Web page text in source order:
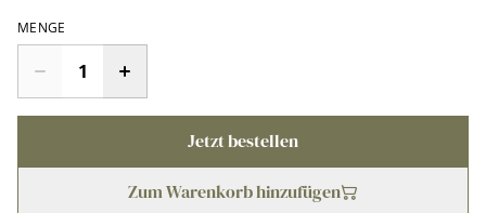
MENGE
Jetzt bestellen
Zum Warenkorb hinzufügen